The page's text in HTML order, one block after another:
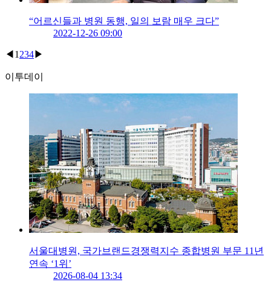
“어르신들과 병원 동행, 일의 보람 매우 크다”
2022-12-26 09:00
◀ 1 234▶
이투데이
서울대병원, 국가브랜드경쟁력지수 종합병원 부문 11년
연속 ‘1위’
2026-08-04 13:34